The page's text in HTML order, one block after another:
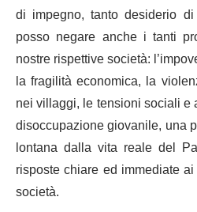
di impegno, tanto desiderio
posso negare anche i tanti
nostre rispettive società:
la fragilità economica, la
nei villaggi, le tensioni sociali
disoccupazione giovanile, una
lontana dalla vita reale del
risposte chiare ed immediate
società.